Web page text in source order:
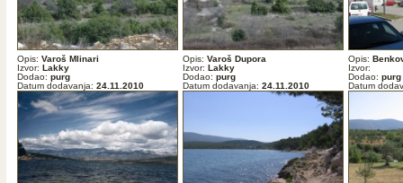
Opis: Varoš Mlinari
Izvor: Lakky
Dodao: purg
Datum dodavanja: 24.11.2010
Opis: Varoš Dupora
Izvor: Lakky
Dodao: purg
Datum dodavanja: 24.11.2010
Opis:
Izvor:
Dodao: purg
Datum